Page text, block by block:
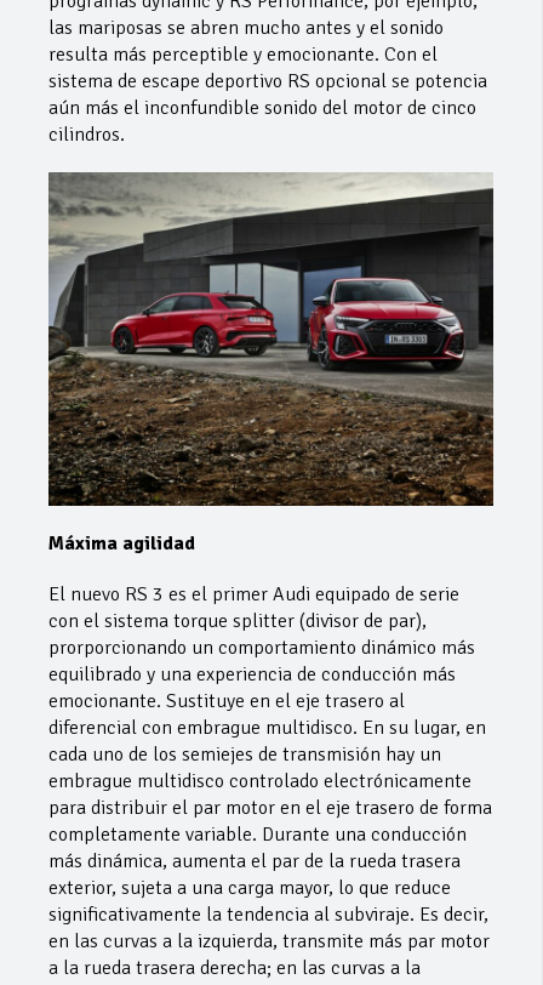
las mariposas se abren mucho antes y el sonido
resulta más perceptible y emocionante. Con el
sistema de escape deportivo RS opcional se potencia
aún más el inconfundible sonido del motor de cinco
cilindros.
Máxima agilidad
El nuevo RS 3 es el primer Audi equipado de serie
con el sistema torque splitter (divisor de par),
prorporcionando un comportamiento dinámico más
equilibrado y una experiencia de conducción más
emocionante. Sustituye en el eje trasero al
diferencial con embrague multidisco. En su lugar, en
cada uno de los semiejes de transmisión hay un
embrague multidisco controlado electrónicamente
para distribuir el par motor en el eje trasero de forma
completamente variable. Durante una conducción
más dinámica, aumenta el par de la rueda trasera
exterior, sujeta a una carga mayor, lo que reduce
significativamente la tendencia al subviraje. Es decir,
en las curvas a la izquierda, transmite más par motor
a la rueda trasera derecha; en las curvas a la